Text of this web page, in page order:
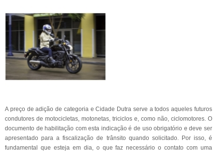
A preço de adição de categoria e Cidade Dutra serve a todos aqueles futuros
condutores de motocicletas, motonetas, triciclos e, como não, ciclomotores. O
documento de habilitação com esta indicação é de uso obrigatório e deve ser
apresentado para a fiscalização de trânsito quando solicitado. Por isso, é
fundamental que esteja em dia, o que faz necessário o contato com uma